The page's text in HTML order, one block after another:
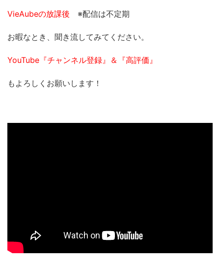
VieAubeの放課後 ※配信は不定期
お暇なとき、聞き流してみてください。
YouTube『チャンネル登録』＆『高評価』
もよろしくお願いします！